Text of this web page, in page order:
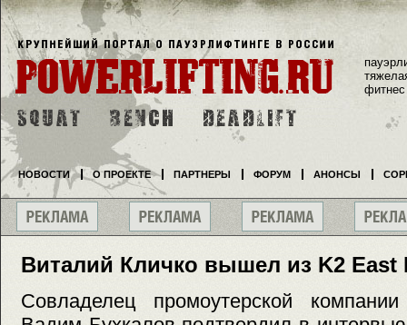
Виталий Кличко вышел из K2 East
Совладелец промоутерской
фитнес
НОВОСТИ О ПРОЕКТЕ ПАРТНЕРЫ ФОРУМ АНОНСЫ